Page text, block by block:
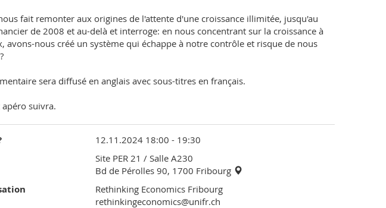
fait remonter aux origines de l'attente d'une croissance illimitée, jusqu'au
de 2008 et au-delà et interroge: en nous concentrant sur la croissance à
avons-nous créé un système qui échappe à notre contrôle et risque de nous
sera diffusé en anglais avec sous-titres en français.
suivra.
12.11.2024 18:00 - 19:30
Site PER 21 / Salle A230
Bd de Pérolles 90, 1700 Fribourg
Rethinking Economics Fribourg
rethinkingeconomics@unifr.ch